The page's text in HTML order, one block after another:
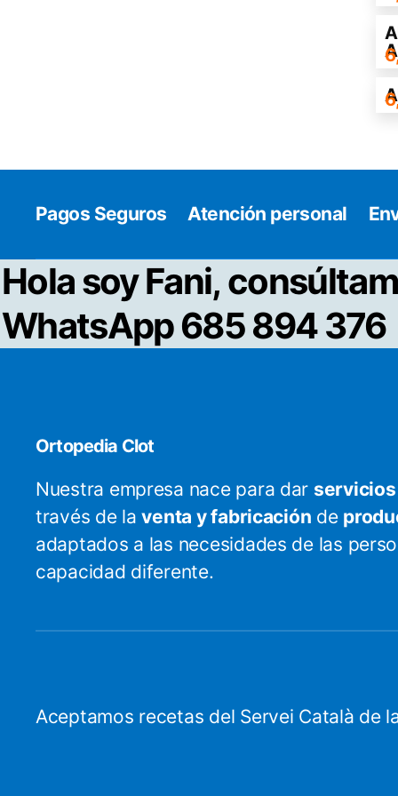
Pagos Seguros Atención personal
Hola soy Fani,
WhatsApp 685 894 376
Ortopedia Clot
Nuestra empresa nace para dar servicios
través de laventa y fabricación de
adaptados a las necesidades de las
capacidad diferente.
Aceptamos recetas del Servei Català de